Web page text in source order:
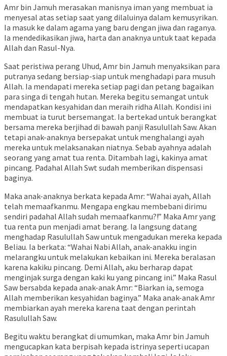
Amr bin Jamuh merasakan manisnya iman yang membuat ia
menyesal atas setiap saat yang dilaluinya dalam kemusyrikan.
Ia masuk ke dalam agama yang baru dengan jiwa dan raganya.
Ia mendedikasikan jiwa, harta dan anaknya untuk taat kepada
Allah dan Rasul-Nya.
Saat peristiwa perang Uhud, Amr bin Jamuh menyaksikan para
putranya sedang bersiap-siap untuk menghadapi para musuh
Allah. Ia mendapati mereka setiap pagi dan petang bagaikan
para singa di tengah hutan. Mereka begitu semangat untuk
mendapatkan kesyahidan dan meraih ridha Allah. Kondisi ini
membuat ia turut bersemangat. Ia bertekad untuk berangkat
bersama mereka berjihad di bawah panji Rasulullah Saw. Akan
tetapi anak-anaknya bersepakat untuk menghalangi ayah
mereka untuk melaksanakan niatnya. Sebab ayahnya adalah
seorang yang amat tua renta. Ditambah lagi, kakinya amat
pincang. Padahal Allah Swt sudah memberikan dispensasi
baginya.
Maka anak-anaknya berkata kepada Amr: “Wahai ayah, Allah
telah memaafkanmu. Mengapa engkau membebani dirimu
sendiri padahal Allah sudah memaafkanmu?!” Maka Amr yang
tua renta pun menjadi amat berang. Ia langsung datang
menghadap Rasulullah Saw untuk mengadukan mereka kepada
Beliau. Ia berkata: “Wahai Nabi Allah, anak-anakku ingin
melarangku untuk melakukan kebaikan ini. Mereka beralasan
karena kakiku pincang. Demi Allah, aku berharap dapat
menginjak surga dengan kaki ku yang pincang ini.” Maka Rasul
Saw bersabda kepada anak-anak Amr: “Biarkan ia, semoga
Allah memberikan kesyahidan baginya.” Maka anak-anak Amr
membiarkan ayah mereka karena taat dengan perintah
Rasulullah Saw.
Begitu waktu berangkat di umumkan, maka Amr bin Jamuh
mengucapkan kata berpisah kepada istrinya seperti ucapan